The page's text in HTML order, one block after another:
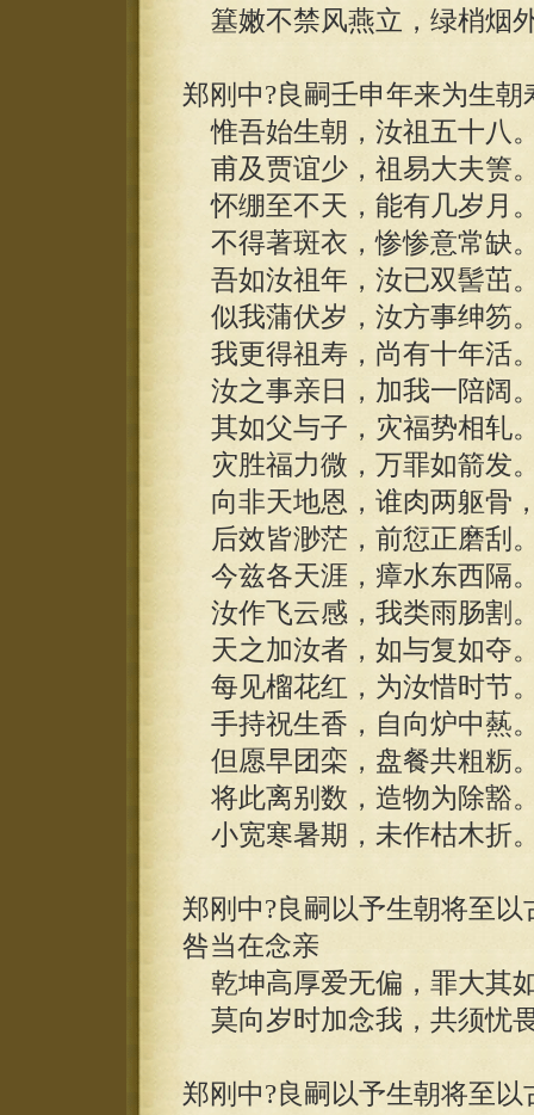
簊嫩不禁风燕立，绿梢烟
郑刚中?良嗣壬申年来为生朝
惟吾始生朝，汝祖五十八
甫及贾谊少，祖易大夫箦
怀绷至不天，能有几岁月
不得著斑衣，惨惨意常缺
吾如汝祖年，汝已双髻茁
似我蒲伏岁，汝方事绅笏
我更得祖寿，尚有十年活
汝之事亲日，加我一陪阔
其如父与子，灾福势相轧
灾胜福力微，万罪如箭发
向非天地恩，谁肉两躯骨
后效皆渺茫，前愆正磨刮
今兹各天涯，瘴水东西隔
汝作飞云感，我类雨肠割
天之加汝者，如与复如夺
每见榴花红，为汝惜时节
手持祝生香，自向炉中爇
但愿早团栾，盘餐共粗粝
将此离别数，造物为除豁
小宽寒暑期，未作枯木折
郑刚中?良嗣以予生朝将至
咎当在念亲
乾坤高厚爱无偏，罪大其
莫向岁时加念我，共须忧
郑刚中?良嗣以予生朝将至